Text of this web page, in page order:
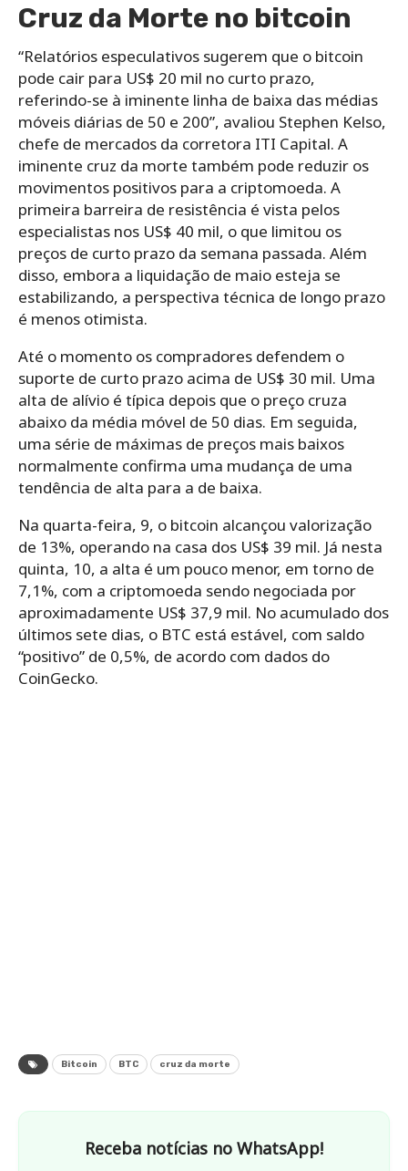
Cruz da Morte no bitcoin
“Relatórios especulativos sugerem que o bitcoin
pode cair para US$ 20 mil no curto prazo,
referindo-se à iminente linha de baixa das médias
móveis diárias de 50 e 200”, avaliou Stephen Kelso,
chefe de mercados da corretora ITI Capital. A
iminente cruz da morte também pode reduzir os
movimentos positivos para a criptomoeda. A
primeira barreira de resistência é vista pelos
especialistas nos US$ 40 mil, o que limitou os
preços de curto prazo da semana passada. Além
disso, embora a liquidação de maio esteja se
estabilizando, a perspectiva técnica de longo prazo
é menos otimista.
Até o momento os compradores defendem o
suporte de curto prazo acima de US$ 30 mil. Uma
alta de alívio é típica depois que o preço cruza
abaixo da média móvel de 50 dias. Em seguida,
uma série de máximas de preços mais baixos
normalmente confirma uma mudança de uma
tendência de alta para a de baixa.
Na quarta-feira, 9, o bitcoin alcançou valorização
de 13%, operando na casa dos US$ 39 mil. Já nesta
quinta, 10, a alta é um pouco menor, em torno de
7,1%, com a criptomoeda sendo negociada por
aproximadamente US$ 37,9 mil. No acumulado dos
últimos sete dias, o BTC está estável, com saldo
“positivo” de 0,5%, de acordo com dados do
CoinGecko.
Bitcoin BTC cruz da morte
Receba notícias no WhatsApp!